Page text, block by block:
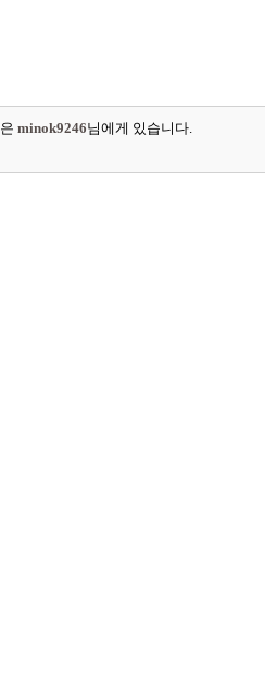
minok9246님에게 있습니다.